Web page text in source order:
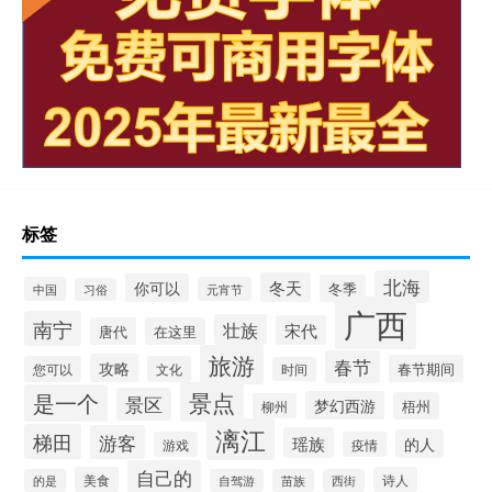
标签
中国 习俗 你可以 元宵节 冬天 冬季 北海
南宁 唐代 在这里 壮族 宋代 广西
您可以 攻略 文化 旅游 时间 春节 春节期间
是一个 景区 景点 柳州 梦幻西游 梧州
梯田 游客 游戏 漓江 瑶族 疫情 的人
的是 美食 自己的 自驾游 苗族 西街 诗人